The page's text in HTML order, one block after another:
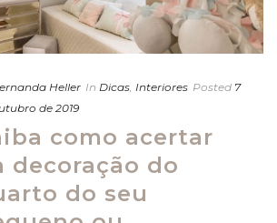
Heller In Dicas Interiores Posted 7
de 2019
como acertar
decoração do
do seu